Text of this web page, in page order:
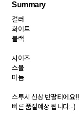
Summary
컬러
화이트
블랙
사이즈
스몰
미듐
스투시 신상 반팔티에요!!
빠른 품절예상 됩니다:-)